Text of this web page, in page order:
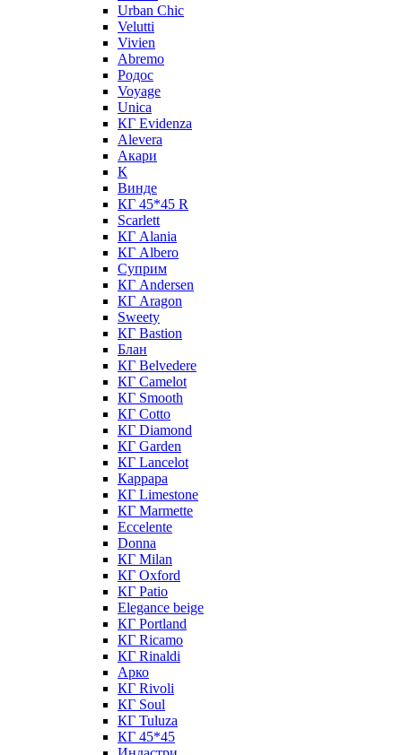
Urban Chic
Velutti
Vivien
Abremo
Родос
Voyage
Unica
КГ Evidenza
Alevera
Акари
К
Винде
КГ 45*45 R
Scarlett
КГ Alania
КГ Albero
Суприм
КГ Andersen
КГ Aragon
Sweety
КГ Bastion
Блан
КГ Belvedere
КГ Camelot
КГ Smooth
КГ Cotto
КГ Diamond
КГ Garden
КГ Lancelot
Каррара
КГ Limestone
КГ Marmette
Eccelente
Donna
КГ Milan
КГ Oxford
КГ Patio
Elegance beige
КГ Portland
КГ Ricamo
КГ Rinaldi
Арко
КГ Rivoli
КГ Soul
КГ Tuluza
КГ 45*45